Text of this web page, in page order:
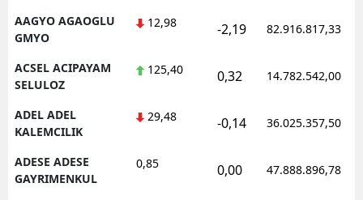
AAGYO AGAOGLU
GMYO
12,98 -2,19 82.916.817,33
ACSEL ACIPAYAM
SELULOZ
125,40 0,32 14.782.542,00
ADEL ADEL
KALEMCILIK
29,48 -0,14 36.025.357,50
ADESE ADESE
GAYRIMENKUL
0,85 0,00 47.888.896,78